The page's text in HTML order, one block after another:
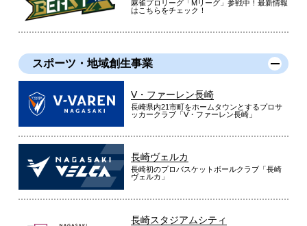
麻雀プロリーグ「Mリーグ」参戦中！最新情報
はこちらをチェック！
スポーツ・地域創生事業
V・ファーレン長崎
長崎県内21市町をホームタウンとするプロサ
ッカークラブ「V・ファーレン長崎」
長崎ヴェルカ
長崎初のプロバスケットボールクラブ「長崎
ヴェルカ」
長崎スタジアムシティ